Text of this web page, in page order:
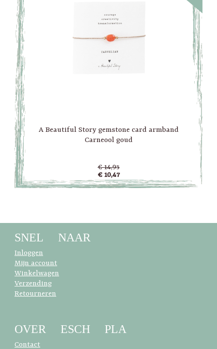
A Beautiful Story gemstone card armband
Carneool goud
€ 14,95
€ 10,47
SNEL NAAR
Inloggen
Mijn account
Winkelwagen
Verzending
Retourneren
OVER ESCH PLA
Contact